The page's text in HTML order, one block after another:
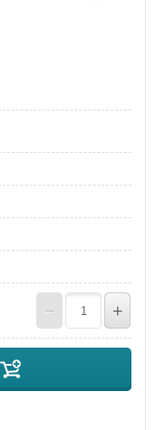
− +